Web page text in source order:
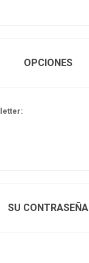
OPCIONES
SU CONTRASEÑA